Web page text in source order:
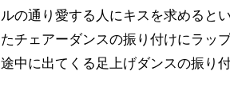
ルの通り愛する人にキスを求めると
たチェアーダンスの振り付けにラッ
途中に出てくる足上げダンスの振り